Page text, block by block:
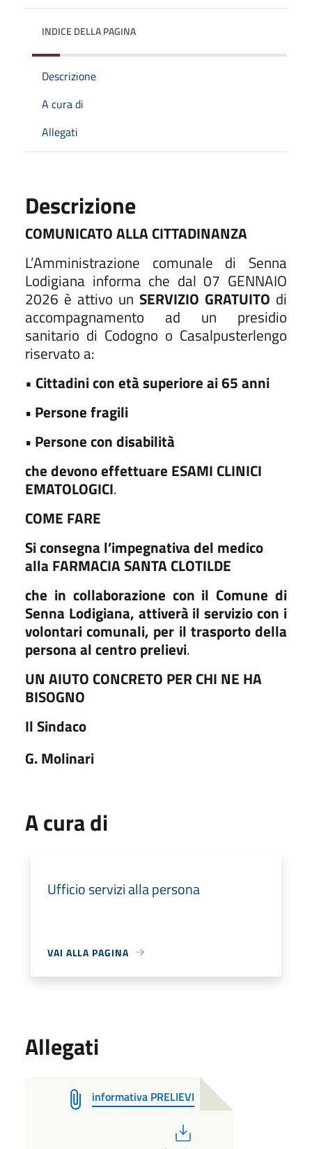
INDICE DELLA PAGINA
Descrizione
A cura di
Allegati
Descrizione
COMUNICATO ALLA CITTADINANZA
L’Amministrazione comunale di Senna
Lodigiana informa che dal 07 GENNAIO
2026 è attivo un SERVIZIO GRATUITO di
accompagnamento ad un presidio
sanitario di Codogno o Casalpusterlengo
riservato a:
• Cittadini con età superiore ai 65 anni
• Persone fragili
• Persone con disabilità
che devono effettuare ESAMI CLINICI
EMATOLOGICI.
COME FARE
Si consegna l’impegnativa del medico
alla FARMACIA SANTA CLOTILDE
che in collaborazione con il Comune di
Senna Lodigiana, attiverà il servizio con i
volontari comunali, per il trasporto della
persona al centro prelievi.
UN AIUTO CONCRETO PER CHI NE HA
BISOGNO
Il Sindaco
G. Molinari
A cura di
Ufficio servizi alla persona
VAI ALLA PAGINA
Allegati
informativa PRELIEVI